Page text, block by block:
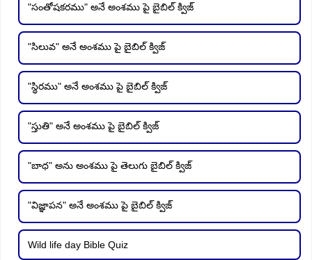
"సంతోషకరము" అనే అంశము పై బైబిల్ క్విజ్
"సిలువ" అనే అంశము పై బైబిల్ క్విజ్
"స్థిరము" అనే అంశము పై బైబిల్ క్విజ్
"స్తుతి" అనే అంశము పై బైబిల్ క్విజ్
"బాధ" అను అంశము పై తెలుగు బైబిల్ క్విజ్
"విజ్ఞాపన" అనే అంశము పై బైబిల్ క్విజ్
Wild life day Bible Quiz